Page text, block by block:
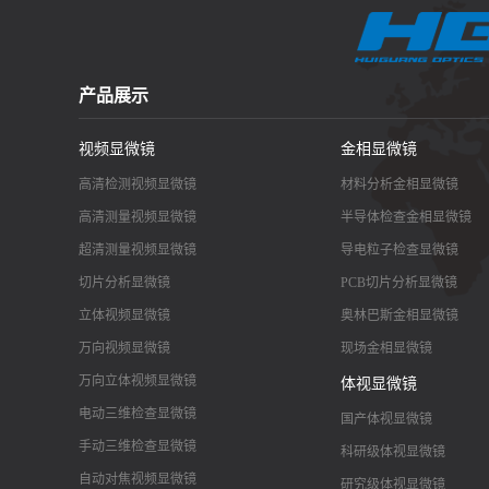
产品展示
视频显微镜
高清检测视频显微镜
高清测量视频显微镜
超清测量视频显微镜
切片分析显微镜
立体视频显微镜
万向视频显微镜
万向立体视频显微镜
电动三维检查显微镜
手动三维检查显微镜
自动对焦视频显微镜
金相显微镜
材料分析金相显微镜
半导体检查金相显微镜
导电粒子检查显微镜
PCB切片分析显微镜
奥林巴斯金相显微镜
现场金相显微镜
体视显微镜
国产体视显微镜
科研级体视显微镜
研究级体视显微镜